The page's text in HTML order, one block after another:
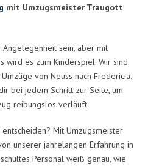
mit Umzugsmeister Traugott
Angelegenheit sein, aber mit
wird es zum Kinderspiel. Wir sind
von Neuss nach Fredericia.
bei jedem Schritt zur Seite, um
reibungslos verläuft.
Mit Umzugsmeister
unserer jahrelangen Erfahrung in
Personal weiß genau, wie